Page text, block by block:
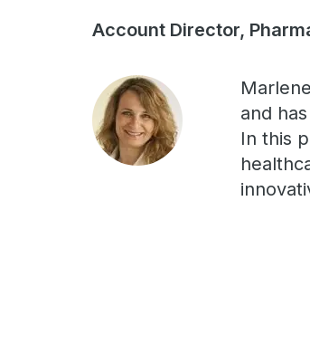
Account Director,
and
In this